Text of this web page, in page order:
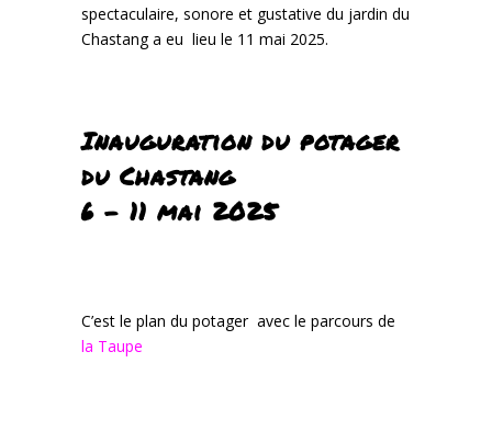
spectaculaire, sonore et gustative du jardin du
Chastang a eu lieu le 11 mai 2025.
Inauguration du potager
du Chastang
6 – 11 mai 2025
C’est le plan du potager avec le parcours de
la Taupe